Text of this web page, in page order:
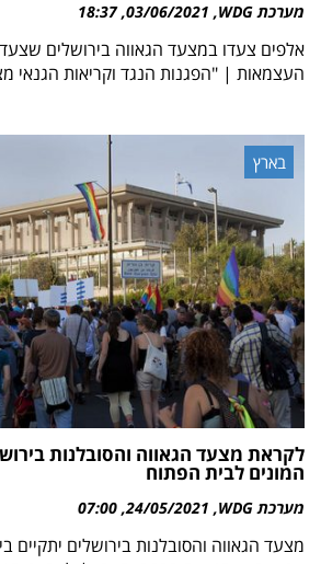
מערכת WDG 03/06/2021
18:37
אלפים צעדו במצעד הגאווה בירושלים
העצמאות | "הפגנות הנגד וקריאות הגנאי
בארץ
לקראת מצעד הגאווה והסובלנות
המונים לבית הפתוח
מערכת WDG 24/05/2021
07:00